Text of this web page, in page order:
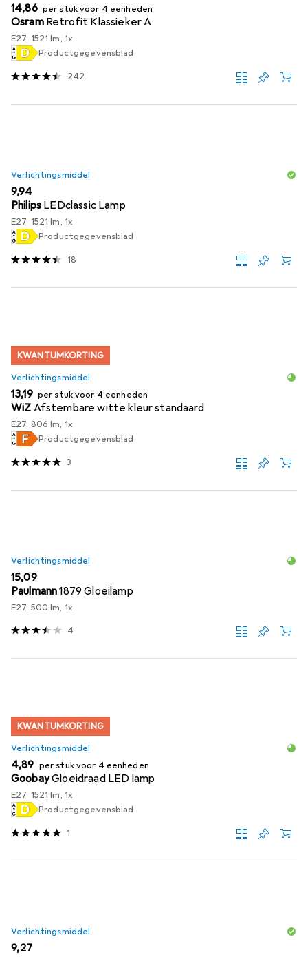
EUR
14,86 per stuk voor 4 eenheden
Osram Retrofit Klassieker A
E27, 1521 lm, 1x
Productgegevensblad
242
Verlichtingsmiddel
EUR
9,94
Philips LEDclassic Lamp
E27, 1521 lm, 1x
Productgegevensblad
18
KWANTUMKORTING
Verlichtingsmiddel
EUR
13,19 per stuk voor 4 eenheden
WiZ Afstembare witte kleur standaard
E27, 806 lm, 1x
Productgegevensblad
3
Verlichtingsmiddel
EUR
15,09
Paulmann1879 Gloeilamp
E27, 500 lm, 1x
4
KWANTUMKORTING
Verlichtingsmiddel
EUR
4,89 per stuk voor 4 eenheden
GoobayGloeidraad LED lamp
E27, 1521 lm, 1x
Productgegevensblad
1
Verlichtingsmiddel
EUR
9,27